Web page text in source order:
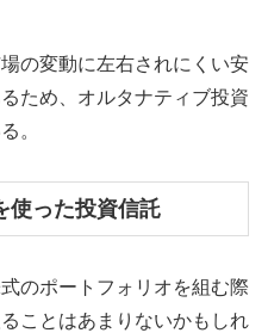
の変動に左右されにくい安
ため、オルタナティブ投資
。
使った投資信託
のポートフォリオを組む際
ことはあまりないかもしれ